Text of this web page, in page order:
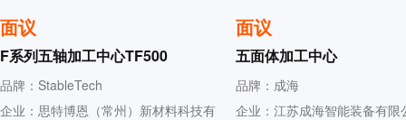
面议
F系列五轴加工中心TF500
品牌：StableTech
企业：思特博恩（常州）新材料科技有
面议
五面体加工中心
品牌：成海
企业：江苏成海智能装备有限